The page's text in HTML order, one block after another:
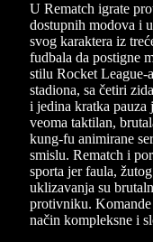
U Rematch igrate
dostupnih modova i
svog karaktera iz
fudbala da postigne
stilu Rocket League-
stadiona, sa četiri
i jedina kratka pauza
veoma taktilan,
kung-fu animirane
smislu. Rematch i
sporta jer faula,
uklizavanja su
protivniku.
način kompleksne i